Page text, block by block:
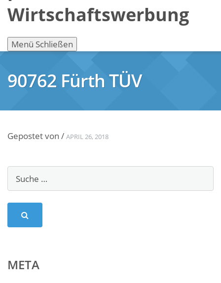
Wirtschaftswerbung
Menü Schließen
90762 Fürth TÜV
Gepostet von / APRIL 26, 2018
META